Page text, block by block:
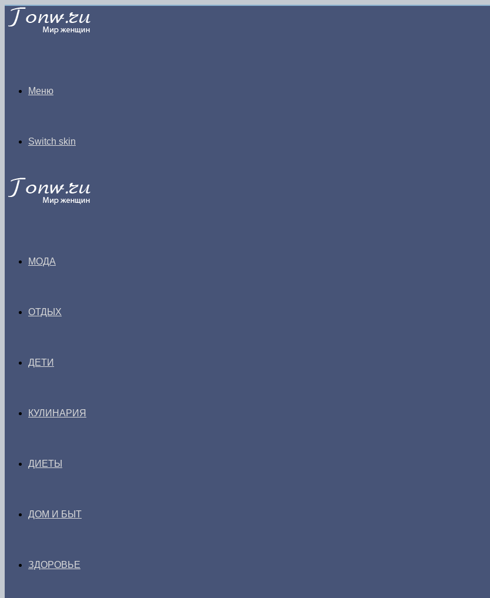
Меню
Switch skin
МОДА
ОТДЫХ
ДЕТИ
КУЛИНАРИЯ
ДИЕТЫ
ДОМ И БЫТ
ЗДОРОВЬЕ